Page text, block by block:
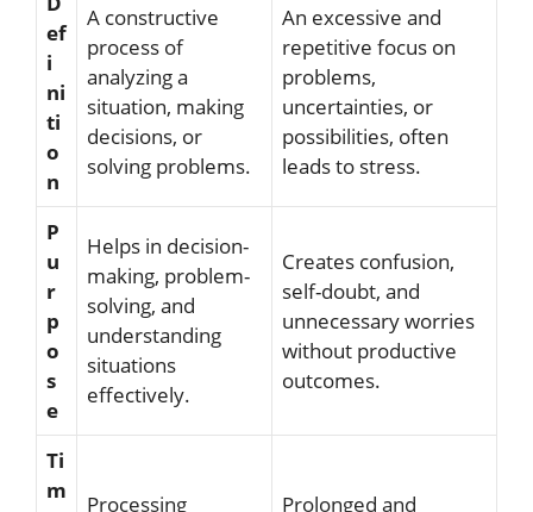
ef
i
ni
ti
o
n
A constructive
process of
analyzing a
situation, making
decisions, or
solving problems.
An excessive and
repetitive focus on
problems,
uncertainties, or
possibilities, often
leads to stress.
P
u
r
p
o
s
e
Helps in decision-
making, problem-
solving, and
understanding
situations
effectively.
Creates confusion,
self-doubt, and
unnecessary worries
without productive
outcomes.
Ti
m
Processing
Prolonged and